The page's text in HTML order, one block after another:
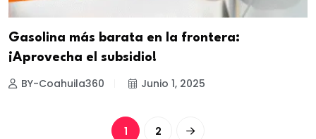
Gasolina más barata en la frontera:
¡Aprovecha el subsidio!
BY-Coahuila360 Junio 1, 2025
1 2